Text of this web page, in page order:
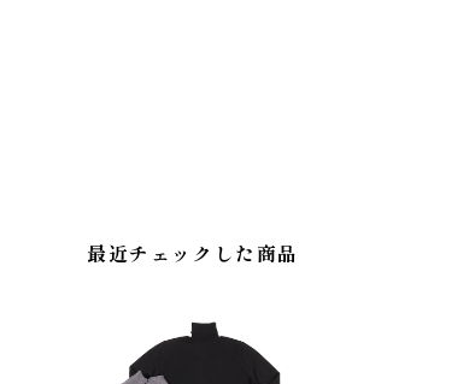
最近チェックした商品